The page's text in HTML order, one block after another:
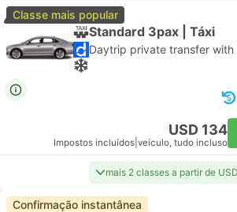
Classe mais popular
Standard 3pax | Táxi
USD 134
Impostos incluídos veículo, tudo incluso
mais 2 classes a partir de
Confirmação instantânea